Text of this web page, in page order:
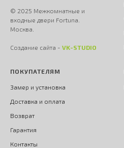
© 2025 Межкомнатные и
входные двери Fortuna.
Москва.
Создание сайта - VK-STUDIO
ПОКУПАТЕЛЯМ
Замер и установка
Доставка и оплата
Возврат
Гарантия
Контакты